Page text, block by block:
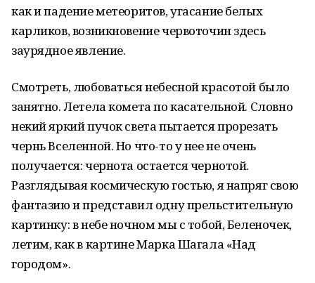
как и падение метеоритов, угасание белых
карликов, возникновение червоточин здесь
заурядное явление.
Смотреть, любоваться небесной красотой было
занятно. Летела комета по касательной. Словно
некий яркий пучок света пытается прорезать
чернь Вселенной. Но что-то у нее не очень
получается: чернота остается чернотой.
Разглядывая космическую гостью, я напряг свою
фантазию и представил одну прельстительную
картинку: в небе ночном мы с тобой, Беленочек,
летим, как в картине Марка Шагала «Над
городом».